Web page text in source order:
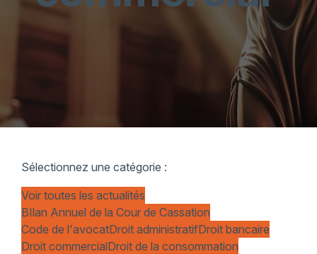
Sélectionnez une catégorie :
Voir toutes les actualités
BIlan Annuel de la Cour de Cassation
Code de l'avocatDroit administratifDroit bancaire
Droit commercialDroit de la consommation